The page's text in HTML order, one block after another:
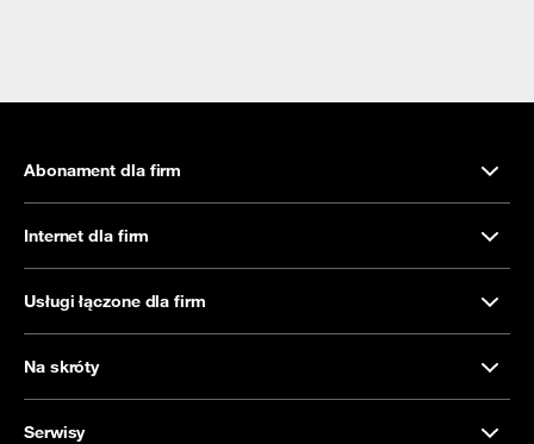
Abonament dla firm
Internet dla firm
Usługi łączone dla firm
Na skróty
Serwisy